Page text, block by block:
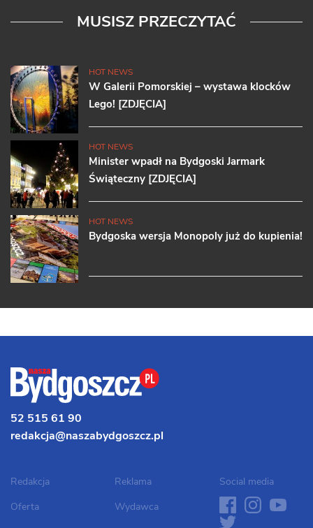
MUSISZ PRZECZYTAĆ
HOT NEWS
W Galerii Pomorskiej – wystawa klocków
Lego! [ZDJĘCIA]
HOT NEWS
Minister wpadł na Bydgoski Jarmark
Świąteczny [ZDJĘCIA]
HOT NEWS
Bydgoska wersja Monopoly już do kupienia!
52 515 61 90
redakcja@naszabydgoszcz.pl
Redakcja
Oferta
Reklama
Wydawca
Social media
facebookinstagramyoutube